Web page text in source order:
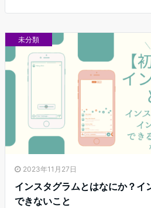
未分類
2023年11月27日
インスタグラムとはなにか？イ
できないこと